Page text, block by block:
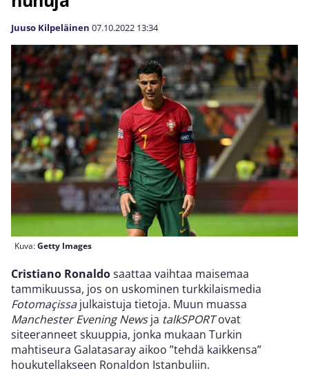
Juuso Kilpeläinen 07.10.2022 13:34
Kuva:Getty Images
Cristiano Ronaldosaattaa vaihtaa maisemaa
tammikuussa, jos on uskominen turkkilaismedia
Fotomaçissajulkaistuja tietoja. Muun muassa
Manchester Evening Newsja talkSPORTovat
siteeranneet skuuppia, jonka mukaan Turkin
mahtiseura Galatasaray aikoo ”tehdä kaikkensa”
houkutellakseen Ronaldon Istanbuliin.